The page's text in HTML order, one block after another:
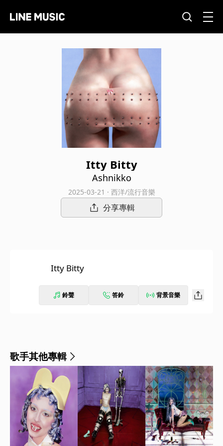
Itty Bitty
Ashnikko
2025-03-21 · 西洋/流行音樂
分享專輯
Itty Bitty
鈴聲 答鈴 背景音樂
歌手其他專輯